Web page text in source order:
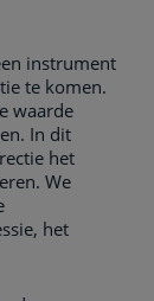
instrument
te komen.
waarde
In dit
het
We
het